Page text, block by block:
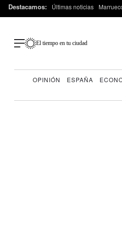
Destacamos: Últimas noticias
El tiempo en tu ciudad
OPINIÓN ESPAÑA